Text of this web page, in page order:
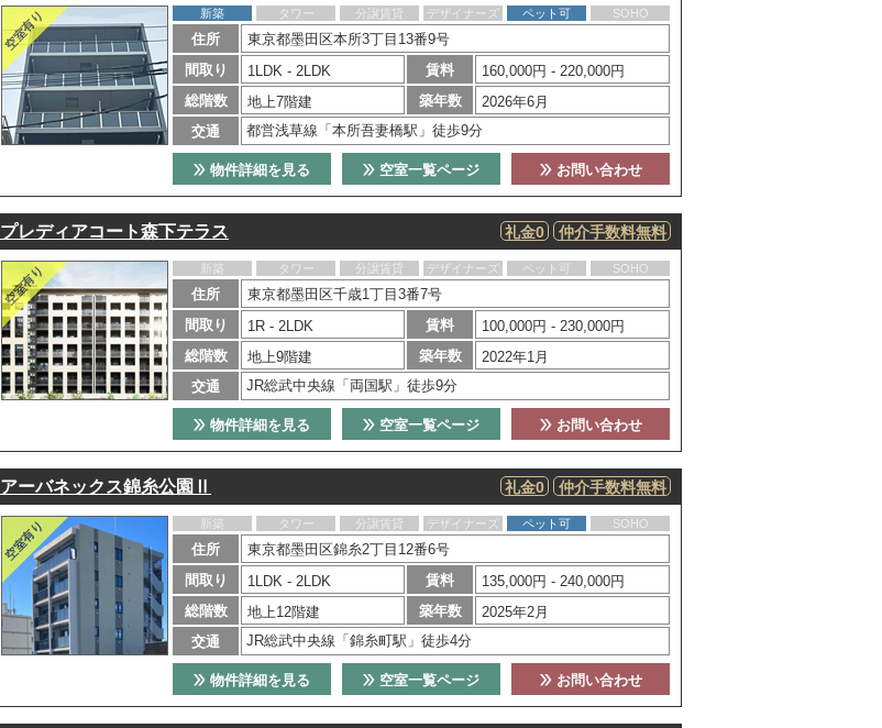
新築 タワー 分譲賃貸 デザイナーズ ペット可 SOHO
住所
東京都墨田区本所3丁目13番9号
間取り
1LDK - 2LDK 賃料
160,000円 - 220,000円
総階数
地上7階建 築年数
2026年6月
交通
都営浅草線「本所吾妻橋駅」徒歩9分
お問い合わせ
空室一覧ページ
物件詳細を見る
プレディアコート森下テラス 仲介手数料無料
礼金0
新築 タワー 分譲賃貸 デザイナーズ ペット可 SOHO
住所
東京都墨田区千歳1丁目3番7号
間取り
1R - 2LDK 賃料
100,000円 - 230,000円
総階数
地上9階建 築年数
2022年1月
交通
JR総武中央線「両国駅」徒歩9分
お問い合わせ
空室一覧ページ
物件詳細を見る
アーバネックス錦糸公園Ⅱ 仲介手数料無料
礼金0
新築 タワー 分譲賃貸 デザイナーズ ペット可 SOHO
住所
東京都墨田区錦糸2丁目12番6号
間取り
1LDK - 2LDK 賃料
135,000円 - 240,000円
総階数
地上12階建 築年数
2025年2月
交通
JR総武中央線「錦糸町駅」徒歩4分
お問い合わせ
空室一覧ページ
物件詳細を見る